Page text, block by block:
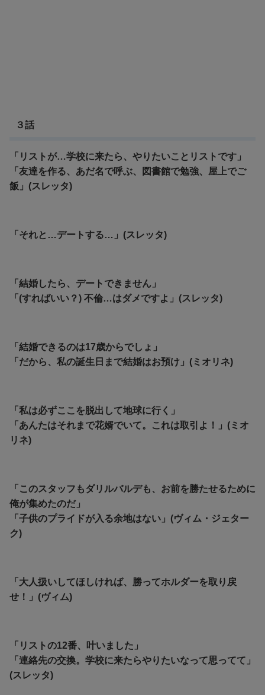
３話
「リストが…学校に来たら、やりたいことリストです」
「友達を作る、あだ名で呼ぶ、図書館で勉強、屋上でご
飯」(スレッタ)
「それと…デートする…」(スレッタ)
「結婚したら、デートできません」
「(すればいい？) 不倫…はダメですよ」(スレッタ)
「結婚できるのは17歳からでしょ」
「だから、私の誕生日まで結婚はお預け」(ミオリネ)
「私は必ずここを脱出して地球に行く」
「あんたはそれまで花婿でいて。これは取引よ！」(ミオ
リネ)
「このスタッフもダリルバルデも、お前を勝たせるために
俺が集めたのだ」
「子供のプライドが入る余地はない」(ヴィム・ジェター
ク)
「大人扱いしてほしければ、勝ってホルダーを取り戻
せ！」(ヴィム)
「リストの12番、叶いました」
「連絡先の交換。学校に来たらやりたいなって思ってて」
(スレッタ)